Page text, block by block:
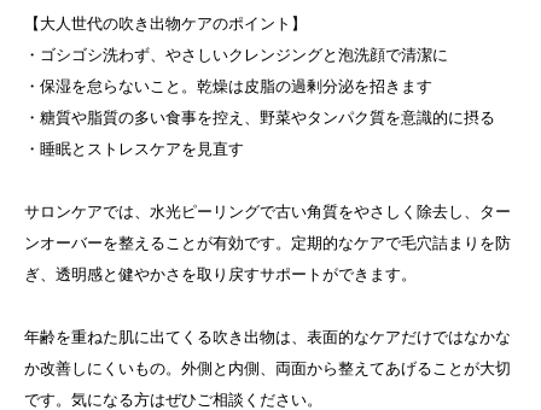
【大人世代の吹き出物ケアのポイント】
・ゴシゴシ洗わず、やさしいクレンジングと泡洗顔で清潔に
・保湿を怠らないこと。乾燥は皮脂の過剰分泌を招きます
・糖質や脂質の多い食事を控え、野菜やタンパク質を意識的に摂る
・睡眠とストレスケアを見直す
サロンケアでは、水光ピーリングで古い角質をやさしく除去し、ター
ンオーバーを整えることが有効です。定期的なケアで毛穴詰まりを防
ぎ、透明感と健やかさを取り戻すサポートができます。
年齢を重ねた肌に出てくる吹き出物は、表面的なケアだけではなかな
か改善しにくいもの。外側と内側、両面から整えてあげることが大切
です。気になる方はぜひご相談ください。